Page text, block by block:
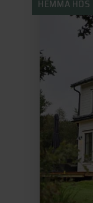
HEMMA HOS